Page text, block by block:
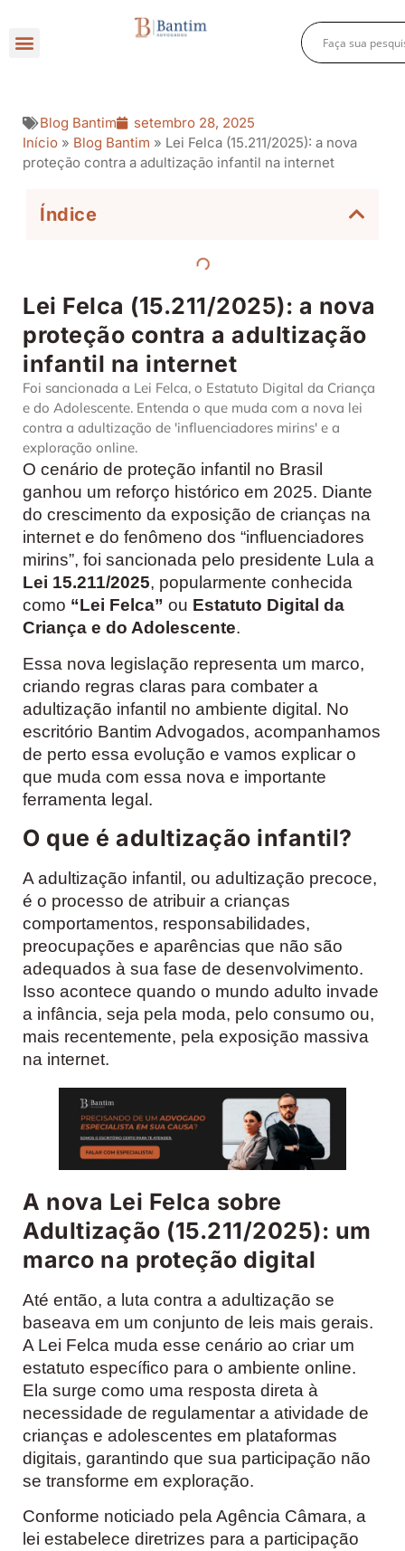
Blog Bantim
setembro 28, 2025
Início » Blog Bantim » Lei Felca (15.211/2025): a nova
proteção contra a adultização infantil na internet
Índice
Lei Felca (15.211/2025): a nova
proteção contra a adultização
infantil na internet
Foi sancionada a Lei Felca, o Estatuto Digital da Criança
e do Adolescente. Entenda o que muda com a nova lei
contra a adultização de 'influenciadores mirins' e a
exploração online.
O cenário de proteção infantil no Brasil
ganhou um reforço histórico em 2025. Diante
do crescimento da exposição de crianças na
internet e do fenômeno dos “influenciadores
mirins”, foi sancionada pelo presidente Lula a
Lei 15.211/2025, popularmente conhecida
como “Lei Felca” ou Estatuto Digital da
Criança e do Adolescente.
Essa nova legislação representa um marco,
criando regras claras para combater a
adultização infantil no ambiente digital. No
escritório Bantim Advogados, acompanhamos
de perto essa evolução e vamos explicar o
que muda com essa nova e importante
ferramenta legal.
O que é adultização infantil?
A adultização infantil, ou adultização precoce,
é o processo de atribuir a crianças
comportamentos, responsabilidades,
preocupações e aparências que não são
adequados à sua fase de desenvolvimento.
Isso acontece quando o mundo adulto invade
a infância, seja pela moda, pelo consumo ou,
mais recentemente, pela exposição massiva
na internet.
A nova Lei Felca sobre
Adultização (15.211/2025): um
marco na proteção digital
Até então, a luta contra a adultização se
baseava em um conjunto de leis mais gerais.
A Lei Felca muda esse cenário ao criar um
estatuto específico para o ambiente online.
Ela surge como uma resposta direta à
necessidade de regulamentar a atividade de
crianças e adolescentes em plataformas
digitais, garantindo que sua participação não
se transforme em exploração.
Conforme noticiado pela Agência Câmara, a
lei estabelece diretrizes para a participação